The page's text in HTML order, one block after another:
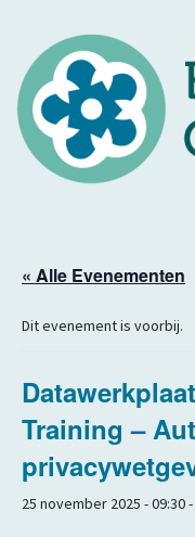
« Alle Evenementen
Dit evenement is voorbij.
Training –
25 november 2025 - 09:30-